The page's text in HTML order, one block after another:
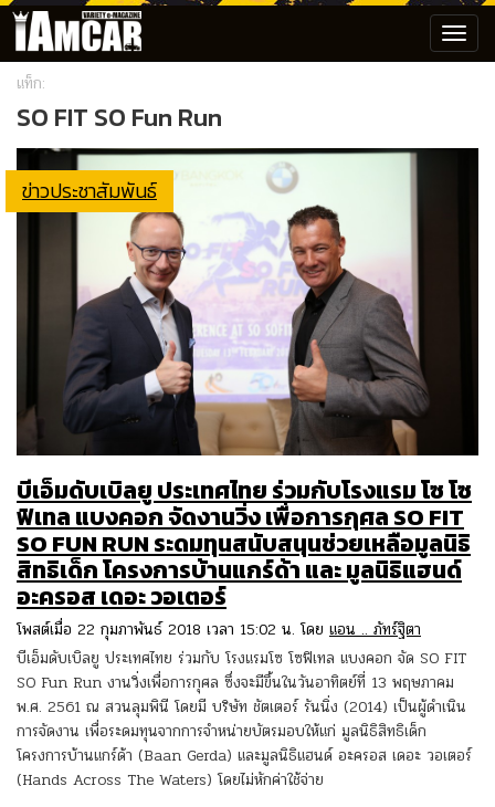
แท็ก:
SO FIT SO Fun Run
ข่าวประชาสัมพันธ์
บีเอ็มดับเบิลยู ประเทศไทย ร่วมกับโรงแรม โซ โซ
ฟิเทล แบงคอก จัดงานวิ่ง เพื่อการกุศล SO FIT
SO FUN RUN ระดมทุนสนับสนุนช่วยเหลือมูลนิธิ
สิทธิเด็ก โครงการบ้านแกร์ด้า และ มูลนิธิแฮนด์
อะครอส เดอะ วอเตอร์
โพสต์เมื่อ 22 กุมภาพันธ์ 2018 เวลา 15:02 น. โดย แอน .. ภัทร์ฐิตา
บีเอ็มดับเบิลยู ประเทศไทย ร่วมกับ โรงแรมโซ โซฟิเทล แบงคอก จัด SO FIT
SO Fun Run งานวิ่งเพื่อการกุศล ซึ่งจะมีขึ้นในวันอาทิตย์ที่ 13 พฤษภาคม
พ.ศ. 2561 ณ สวนลุมพินี โดยมี บริษัท ชัตเตอร์ รันนิ่ง (2014) เป็นผู้ดำเนิน
การจัดงาน เพื่อระดมทุนจากการจำหน่ายบัตรมอบให้แก่ มูลนิธิสิทธิเด็ก
โครงการบ้านแกร์ด้า (Baan Gerda) และมูลนิธิแฮนด์ อะครอส เดอะ วอเตอร์
(Hands Across The Waters) โดยไม่หักค่าใช้จ่าย